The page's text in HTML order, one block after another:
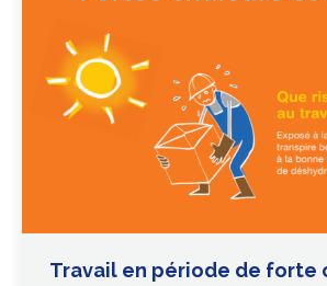
Travail en période de forte